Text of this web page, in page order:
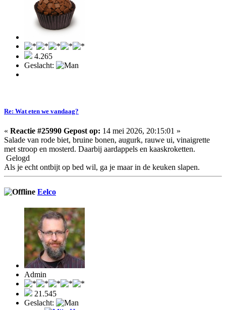
4.265
Geslacht:
Re: Wat eten we vandaag?
« Reactie #25990 Gepost op: 14 mei 2026, 20:15:01 »
Salade van rode biet, bruine bonen, augurk, rauwe ui, vinaigrette
met stroop en mosterd. Daarbij aardappels en kaaskroketten.
Gelogd
Als je echt ontbijt op bed wil, ga je maar in de keuken slapen.
Eelco
Admin
21.545
Geslacht: